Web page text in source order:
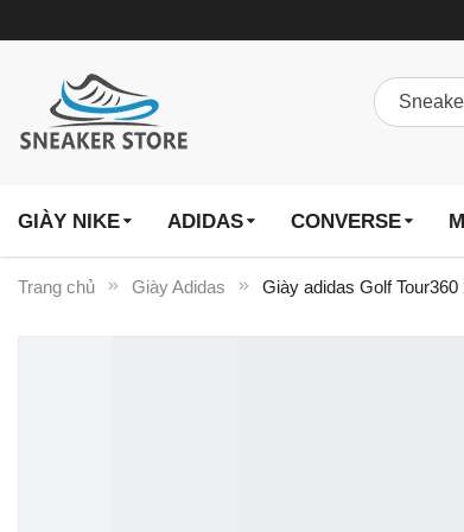
GIÀY NIKE ADIDAS CONVERSE
Trang chủ Giày Adidas Giày adidas Golf